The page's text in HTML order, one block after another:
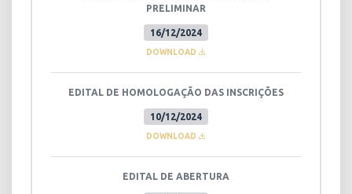
16/12/2024
PRELIMINAR
DOWNLOAD
10/12/2024
EDITAL DE HOMOLOGAÇÃO DAS INSCRIÇÕES
DOWNLOAD
EDITAL DE ABERTURA